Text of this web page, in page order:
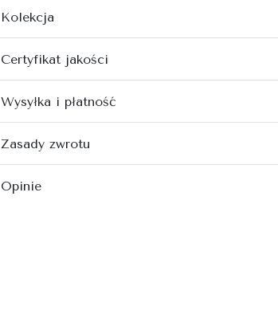
Kolekcja
Certyfikat jakości
Wysyłka i płatność
Zasady zwrotu
Opinie